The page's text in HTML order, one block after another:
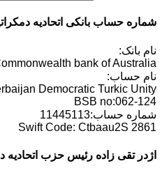
شماره حساب بانکی اتحادیه
نام بانک:
bank of Australia
نام حساب:
Democratic Turkic Unity
BSB no:062-124
شماره حساب:11445113
Swift Code: Ctbaau2S 2861
اژدر تقی زاده رئیس حزب اتحادیه